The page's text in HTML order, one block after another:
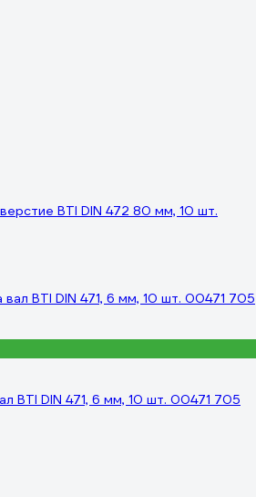
BTI DIN 472 80 мм, 10 шт.
BTI DIN 471, 6 мм, 10 шт. 00471 705